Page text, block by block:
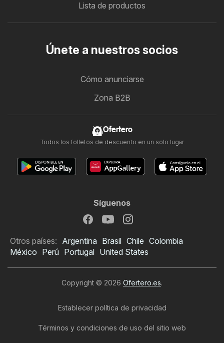
Lista de productos
Únete a nuestros socios
Cómo anunciarse
Zona B2B
Ofertero
Todos los folletos de descuento en un solo lugar
Síguenos
Otros países: Argentina Brasil Chile Colombia
México Perú Portugal United States
Copyright © 2026 Ofertero.es.
Establecer política de privacidad
Términos y condiciones de uso del sitio web